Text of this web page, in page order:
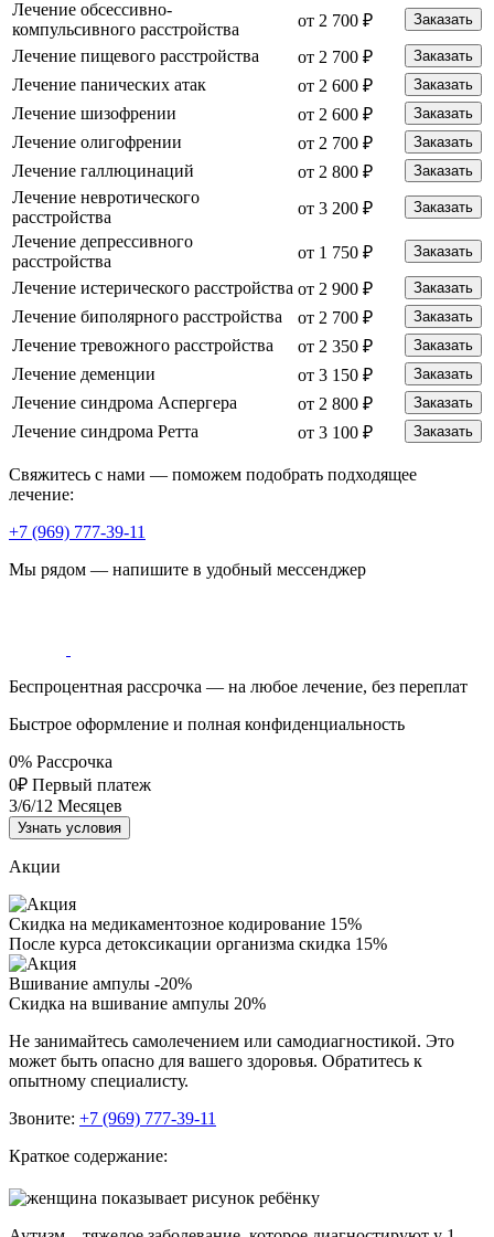
Лечение обсессивно-
компульсивного расстройства
от 2 700 ₽ Заказать
Лечение пищевого расстройства от 2 700 ₽ Заказать
Лечение панических атак от 2 600 ₽ Заказать
Лечение шизофрении от 2 600 ₽ Заказать
Лечение олигофрении от 2 700 ₽ Заказать
Лечение галлюцинаций от 2 800 ₽ Заказать
Лечение невротического
расстройства
от 3 200 ₽ Заказать
Лечение депрессивного
расстройства
от 1 750 ₽ Заказать
Лечение истерического расстройства от 2 900 ₽ Заказать
Лечение биполярного расстройства от 2 700 ₽ Заказать
Лечение тревожного расстройства от 2 350 ₽ Заказать
Лечение деменции от 3 150 ₽ Заказать
Лечение синдрома Аспергера от 2 800 ₽ Заказать
Лечение синдрома Ретта от 3 100 ₽ Заказать
Свяжитесь с нами — поможем подобрать подходящее
лечение:
+7 (969) 777-39-11
Мы рядом — напишите в удобный мессенджер
Беспроцентная рассрочка — на любое лечение, без переплат
Быстрое оформление и полная конфиденциальность
0% Рассрочка
0₽ Первый платеж
3/6/12 Месяцев
Узнать условия
Акции
Скидка на медикаментозное кодирование 15%
После курса детоксикации организма скидка 15%
Вшивание ампулы -20%
Скидка на вшивание ампулы 20%
Не занимайтесь самолечением или самодиагностикой. Это
может быть опасно для вашего здоровья. Обратитесь к
опытному специалисту.
Звоните: +7 (969) 777-39-11
Краткое содержание: